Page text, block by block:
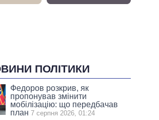
ПОЛІТИКИ
Федоров розкрив, як
пропонував змінити
мобілізацію: що передбачав
план 7 серпня 2026, 01:24